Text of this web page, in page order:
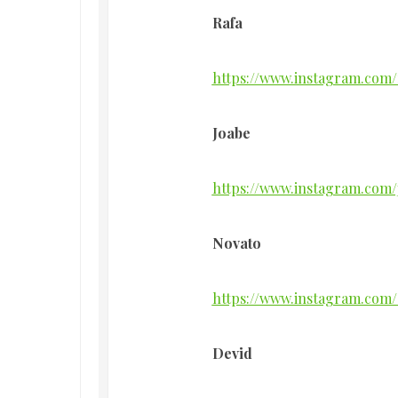
Rafa
https://
Joabe
https://
Novato
https://
Devid